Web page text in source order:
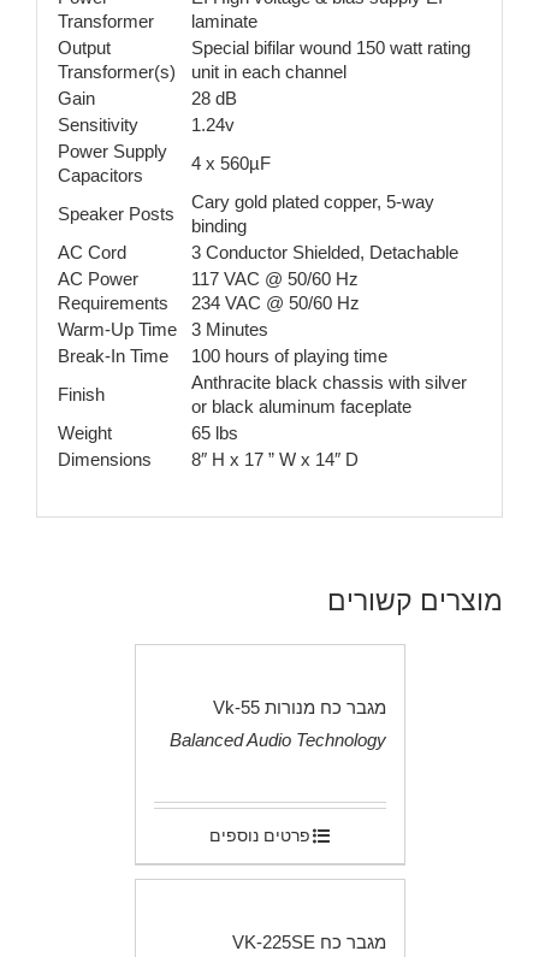
Transformer
laminate
Output
Transformer(s)
Special bifilar wound 150 watt rating
unit in each channel
Gain
28 dB
Sensitivity
1.24v
Power Supply
Capacitors
4 x 560µF
Speaker Posts
Cary gold plated copper, 5-way
binding
AC Cord
3 Conductor Shielded, Detachable
AC Power
Requirements
117 VAC @ 50/60 Hz
234 VAC @ 50/60 Hz
Warm-Up Time
3 Minutes
Break-In Time
100 hours of playing time
Finish
Anthracite black chassis with silver
or black aluminum faceplate
Weight
65 lbs
Dimensions
8″ H x 17 ” W x 14″ D
מוצרים קשורים
מגבר כח מנורות Vk-55
Balanced Audio Technology
פרטים נוספים
מגבר כח VK-225SE